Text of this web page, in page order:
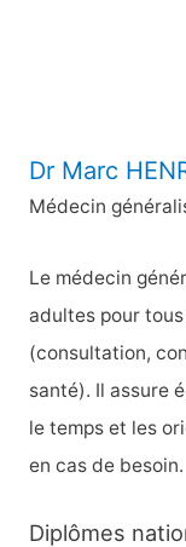
Dr Marc
Médecin
Le médecin
adultes pour
(consultation,
santé). Il assure
le temps et les
en cas de besoin.
Diplômes